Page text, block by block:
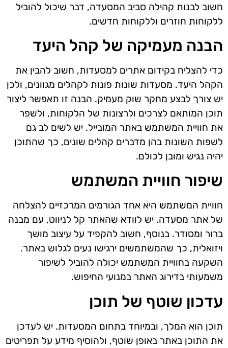
חשוב לבנות קהילה סביב המסעדה, דבר שיכול להוביל
ללקוחות חוזרים וללקוחות חדשים.
הבנה מעמיקה של קהל היעד
כדי להצליח בקידום אתרים למסעדות, חשוב להבין את
הקהל היעד. מסעדות שונות פונות לקהלים מגוונים, ולכן
יש צורך לבצע מחקר שוק מעמיק. הבנה זו תאפשר ליצור
תוכן המותאם לצרכים ולרצונות של הלקוחות, ולשפר
את חוויית המשתמש באתר המובייל. יש לשים לב גם
לשפות השונות בהן מדברים קהלים שונים, כך שהתוכן
יהיה נגיש ומובן לכולם.
שיפור חוויית המשתמש
חוויית המשתמש היא אחד הגורמים המרכזיים להצלחה
של אתר מסעדה. יש לוודא שהאתר קל לניווט, עם מבנה
ברור ומסודר. בנוסף, חשוב להקפיד על עיצוב מושך
ויזואלית, כך שהמשתמשים ירגישו נעים לגלוש באתר.
השקעה בחוויית המשתמש יכולה להוביל לשיפור
משמעותי בדירוג האתר במנועי החיפוש.
עדכון שוטף של תוכן
תוכן הוא המלך, ובמיוחד בתחום המסעדות. יש לעדכן
את התוכן באתר באופן שוטף, ולהוסיף מידע על תפריטים